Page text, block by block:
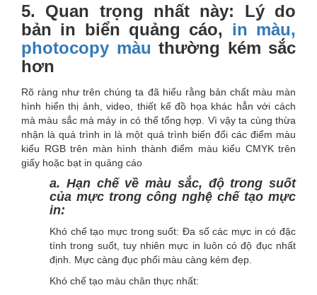
5. Quan trọng nhất này: Lý do
bản in biển quảng cáo, in màu,
photocopy màu thường kém sắc
hơn
Rõ ràng như trên chúng ta đã hiểu rằng bản chất màu màn
hình hiển thị ảnh, video, thiết kế đồ họa khác hẳn với cách
mà màu sắc mà máy in có thể tổng hợp. Vì vậy ta cùng thừa
nhận là quá trình in là một quá trình biến đổi các điểm màu
kiểu RGB trên màn hình thành điểm màu kiểu CMYK trên
giấy hoặc bạt in quảng cáo
a. Hạn chế về màu sắc, độ trong suốt
của mực trong công nghệ chế tạo mực
in:
Khó chế tạo mực trong suốt: Đa số các mực in có đặc
tính trong suốt, tuy nhiên mực in luôn có độ đục nhất
định. Mực càng đục phối màu càng kém đẹp.
Khó chế tạo màu chân thực nhất: